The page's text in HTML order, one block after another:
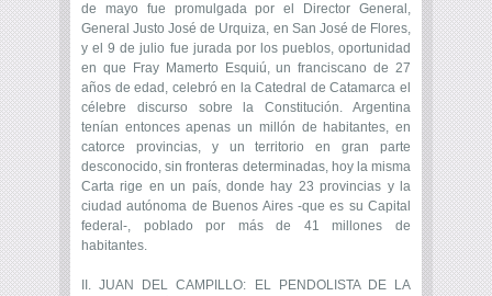
de mayo fue promulgada por el Director General,
General Justo José de Urquiza, en San José de Flores,
y el 9 de julio fue jurada por los pueblos, oportunidad
en que Fray Mamerto Esquiú, un franciscano de 27
años de edad, celebró en la Catedral de Catamarca el
célebre discurso sobre la Constitución. Argentina
tenían entonces apenas un millón de habitantes, en
catorce provincias, y un territorio en gran parte
desconocido, sin fronteras determinadas, hoy la misma
Carta rige en un país, donde hay 23 provincias y la
ciudad autónoma de Buenos Aires -que es su Capital
federal-, poblado por más de 41 millones de
habitantes.
II. JUAN DEL CAMPILLO: EL PENDOLISTA DE LA